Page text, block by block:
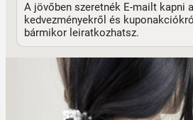
A jövőben szeretnék E-mailt kapni
kedvezményekről és
bármikor leiratkozhatsz.